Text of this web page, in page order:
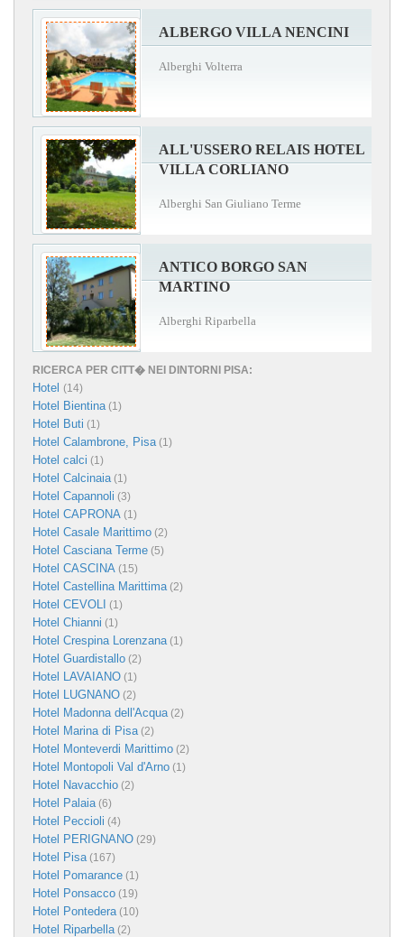
ALBERGO VILLA NENCINI
Alberghi Volterra
ALL'USSERO RELAIS HOTEL
VILLA CORLIANO
Alberghi San Giuliano Terme
ANTICO BORGO SAN
MARTINO
Alberghi Riparbella
RICERCA PER CITT� NEI DINTORNI PISA:
Hotel (14)
Hotel Bientina(1)
Hotel Buti (1)
Hotel Calambrone, Pisa(1)
Hotel calci (1)
Hotel Calcinaia(1)
Hotel Capannoli (3)
Hotel CAPRONA (1)
Hotel Casale Marittimo (2)
Hotel Casciana Terme (5)
Hotel CASCINA (15)
Hotel Castellina Marittima(2)
Hotel CEVOLI (1)
Hotel Chianni (1)
Hotel Crespina Lorenzana(1)
Hotel Guardistallo (2)
Hotel LAVAIANO (1)
Hotel LUGNANO (2)
Hotel Madonna dell'Acqua(2)
Hotel Marina di Pisa(2)
Hotel Monteverdi Marittimo (2)
Hotel Montopoli Val d'Arno (1)
Hotel Navacchio (2)
Hotel Palaia(6)
Hotel Peccioli (4)
Hotel PERIGNANO (29)
Hotel Pisa(167)
Hotel Pomarance (1)
Hotel Ponsacco (19)
Hotel Pontedera(10)
Hotel Riparbella(2)